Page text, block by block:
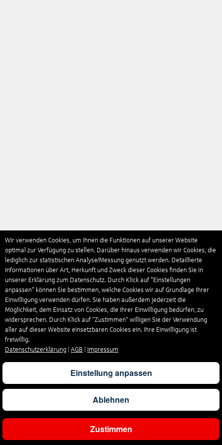
Wir verwenden Cookies, um Ihnen die Funktionen auf unserer Website
optimal zur Verfügung zu stellen. Darüber hinaus verwenden wir Cookies, die
lediglich zur statistischen Analyse/Messung genutzt werden. Detaillierte
Informationen über Art, Herkunft und Zweck dieser Cookies finden Sie in
unserer Erklärung zum Datenschutz. Durch Klick auf "Einstellungen
anpassen" können Sie bestimmen, welche Cookies wir auf Grundlage Ihrer
Einwilligung verwenden dürfen. Sie haben außerdem jederzeit die
Möglichkeit, dem Einsatz von Cookies, die Ihrer Einwilligung bedürfen, zu
widersprechen. Durch Klick auf “Zustimmen“ willigen Sie der Verwendung
aller auf dieser Website einsetzbaren Cookies ein. Ihre Einwilligung ist
freiwillig.
Datenschutzerklärung
AGB Impressum
Einstellung anpassen
Ablehnen
Zustimmen